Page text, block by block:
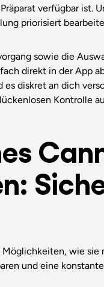
verfügbar ist.
priorisiert
sowie die
direkt in der App
es diskret an dich
Kontrolle
wie sie
und eine